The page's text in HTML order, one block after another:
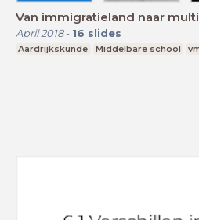
Van immigratieland naar
April 2018- 16 slides
Aardrijkskunde Middelbare school